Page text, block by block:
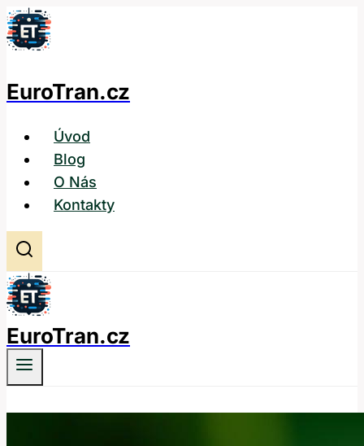
Přeskočit
na
EuroTran.cz
Úvod
Blog
O Nás
Kontakty
EuroTran.cz